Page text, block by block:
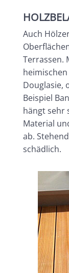
Auch
Terrassen.
Douglasie,
Beispiel
hängt sehr
Material
ab.
schädlich.